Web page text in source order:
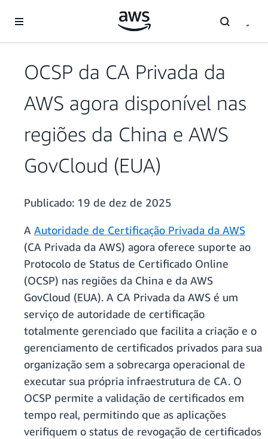
Pular para o conteúdo principal
OCSP da CA Privada da
AWS agora disponível nas
regiões da China e AWS
GovCloud (EUA)
Publicado: 19 de dez de 2025
A Autoridade de Certificação Privada da AWS
(CA Privada da AWS) agora oferece suporte ao
Protocolo de Status de Certificado Online
(OCSP) nas regiões da China e da AWS
GovCloud (EUA). A CA Privada da AWS é um
serviço de autoridade de certificação
totalmente gerenciado que facilita a criação e o
gerenciamento de certificados privados para sua
organização sem a sobrecarga operacional de
executar sua própria infraestrutura de CA. O
OCSP permite a validação de certificados em
tempo real, permitindo que as aplicações
verifiquem o status de revogação de certificados